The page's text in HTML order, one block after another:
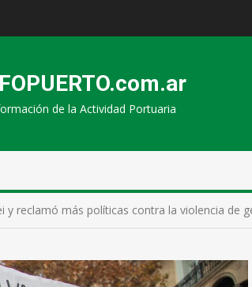
de la Actividad Portuaria
y reclamó más políticas contra la violencia de